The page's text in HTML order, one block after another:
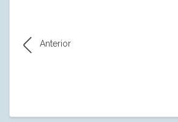
Anterior